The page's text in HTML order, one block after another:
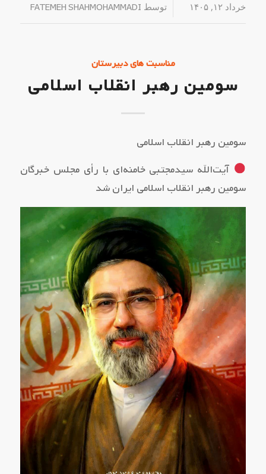
خرداد ۱۲, ۱۴۰۵ / توسط FATEMEH SHAHMOHAMMADI
مناسبت های دبیرستان
سومین رهبر انقلاب اسلامی
سومین رهبر انقلاب اسلامی
آیت‌الله سیدمجتبی خامنه‌ای با رأی مجلس خبرگان
سومین رهبر انقلاب اسلامی ایران شد